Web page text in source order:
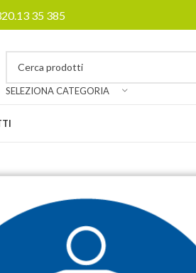
35 385
SELEZIONA CATEGORIA